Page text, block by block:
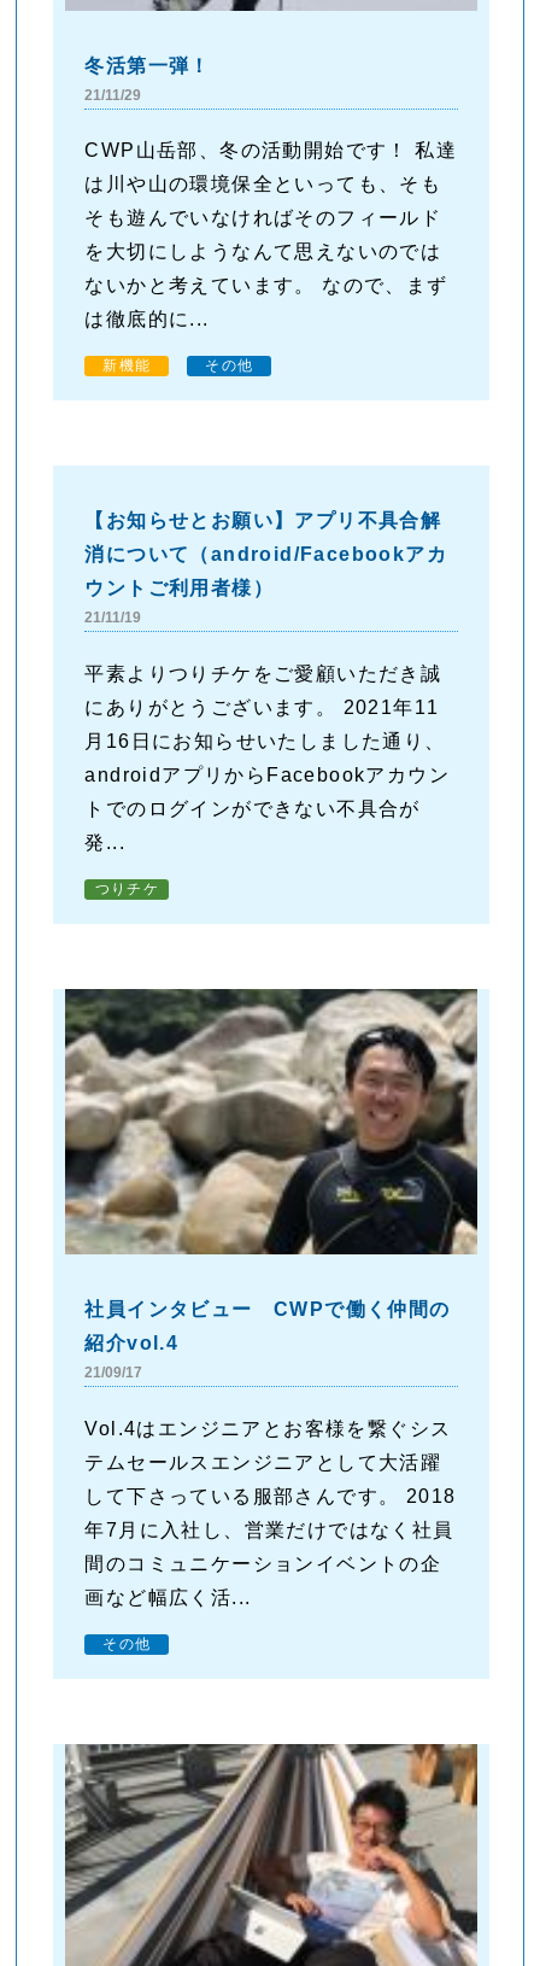
冬活第一弾！
21/11/29
CWP山岳部、冬の活動開始です！ 私達
は川や山の環境保全といっても、そも
そも遊んでいなければそのフィールド
を大切にしようなんて思えないのでは
ないかと考えています。 なので、まず
は徹底的に...
新機能 その他
【お知らせとお願い】アプリ不具合解
消について（android/Facebookアカ
ウントご利用者様）
21/11/19
平素よりつりチケをご愛顧いただき誠
にありがとうございます。 2021年11
月16日にお知らせいたしました通り、
androidアプリからFacebookアカウン
トでのログインができない不具合が
発...
つりチケ
社員インタビュー CWPで働く仲間の
紹介vol.4
21/09/17
Vol.4はエンジニアとお客様を繋ぐシス
テムセールスエンジニアとして大活躍
して下さっている服部さんです。 2018
年7月に入社し、営業だけではなく社員
間のコミュニケーションイベントの企
画など幅広く活...
その他